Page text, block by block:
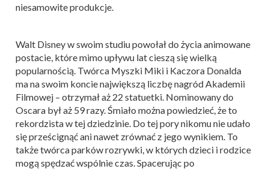
niesamowite produkcje.
Walt Disney w swoim studiu powołał do życia animowane
postacie, które mimo upływu lat cieszą się wielką
popularnością. Twórca Myszki Miki i Kaczora Donalda
ma na swoim koncie największą liczbę nagród Akademii
Filmowej – otrzymał aż 22 statuetki. Nominowany do
Oscara był aż 59 razy. Śmiało można powiedzieć, że to
rekordzista w tej dziedzinie. Do tej pory nikomu nie udało
się prześcignąć ani nawet zrównać z jego wynikiem. To
także twórca parków rozrywki, w których dzieci i rodzice
mogą spędzać wspólnie czas. Spacerując po